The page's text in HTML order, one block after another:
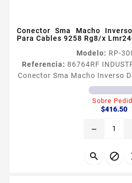
Conector Sma Macho
Para Cables 9258 Rg8/x
Modelo: RP-
Referencia: 86764RF
Conector Sma Macho Inverso
Cables 9258 Rg8/x Lmr240
SMA Macho Inverso de Anillo
RG8X LMR240 9258​ Tipo de
Modo de Ensamble Anillo
Sobre
$416.50
remove
 